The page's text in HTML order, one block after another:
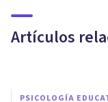
Artículos
prosocial
PSICOLOGÍA